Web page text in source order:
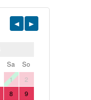
Sa
So
1
2
8
9